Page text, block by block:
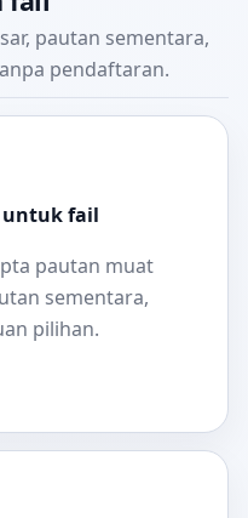
pautan sementara,
pendaftaran.
fail
pautan muat
sementara,
pilihan.